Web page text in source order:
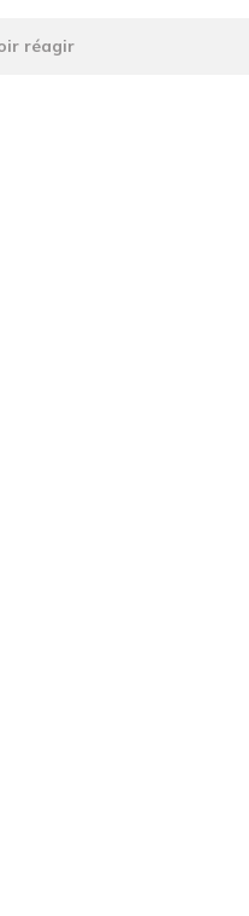
réagir